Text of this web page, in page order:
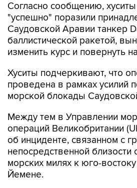
Согласно сообщению, хуситы
"успешно" поразили
Саудовской Аравии танкер
баллистической ракетой,
изменить курс и повернуть
Хуситы подчеркивают, что
проведена в рамках усилий
морской блокады
Между тем в Управлении
операций Великобритании
об инциденте, связанном с
непосредственной близости
морских милях к юго-
Йемене.